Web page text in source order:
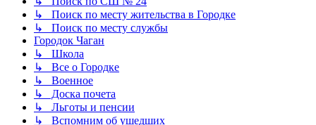
↳ Поиск по месту жительства в Городке
↳ Поиск по месту службы
Городок Чаган
↳ Школа
↳ Все о Городке
↳ Военное
↳ Доска почета
↳ Льготы и пенсии
↳ Вспомним об ушедших